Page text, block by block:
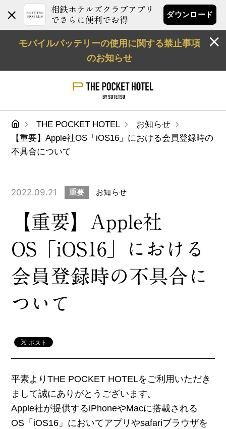
相鉄ホテルズクラブアプリ
でさらに便利でお得
ダウンロード
モバイルバッテリーの使用に関する禁止事項
のお知らせ
THE POCKET HOTEL
お知らせ
【重要】Apple社OS「iOS16」における会員登録時の
不具合について
2022.09.21 重要 お知らせ
【重要】Apple社
OS「iOS16」における
会員登録時の不具合に
ついて
平素よりTHE POCKET HOTELをご利用いただき
まして誠にありがとうございます。
Apple社が提供するiPhoneやMacに搭載される
OS「iOS16」においてアプリやsafariブラウザを